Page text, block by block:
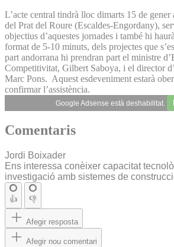
L’acte central tindrà lloc dimarts 15 de gener
del Prat del Roure (Escaldes-Engordany),
objectius d’aquestes jornades i també hi
format de 5-10 minuts, dels projectes que
part andorrana hi prendran part el ministre
Competitivitat, Gilbert Saboya, i el director
Marc Pons. Aquest esdeveniment estarà
confirmar l’assistència.
Google Adsense està deshabilitat.
Comentaris
Jordi Boixader
Ens interessa conèixer capacitat
investigació amb sistemes de
👍 👎
Afegir resposta
Afegir nou comentari